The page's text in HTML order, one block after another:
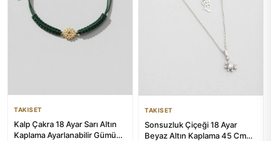
TAKISET
Kalp Çakra 18 Ayar Sarı Altın
Kaplama Ayarlanabilir Gümüş
TAKISET
Sonsuzluk Çiçeği 18 Ayar
Beyaz Altın Kaplama 45 Cm